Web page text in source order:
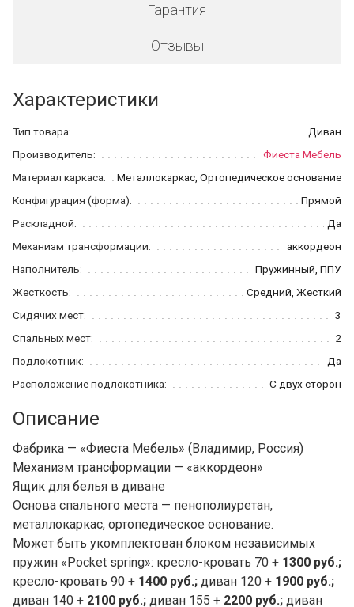
Гарантия
Отзывы
Характеристики
Тип товара:
Диван
Производитель:
Фиеста Мебель
Материал каркаса:
Металлокаркас, Ортопедическое основание
Конфигурация (форма):
Прямой
Раскладной:
Да
Механизм трансформации:
аккордеон
Наполнитель:
Пружинный, ППУ
Жесткость:
Средний, Жесткий
Сидячих мест:
3
Спальных мест:
2
Подлокотник:
Да
Расположение подлокотника:
С двух сторон
Описание
Фабрика — «Фиеста Мебель» (Владимир, Россия)
Механизм трансформации — «аккордеон»
Ящик для белья в диване
Основа спального места — пенополиуретан,
металлокаркас, ортопедическое основание.
Может быть укомплектован блоком независимых
пружин «Pocket spring»: кресло-кровать 70 + 1300 руб.;
кресло-кровать 90 + 1400 руб.; диван 120 + 1900 руб.;
диван 140 + 2100 руб.; диван 155 + 2200 руб.; диван